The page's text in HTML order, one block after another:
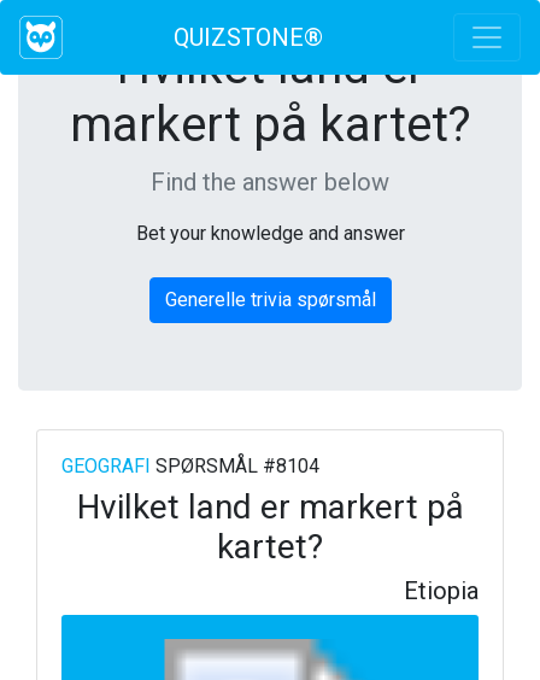
QUIZSTONE®
Hvilket land er
markert på kartet?
Find the answer below
Bet your knowledge and answer
Generelle trivia spørsmål
GEOGRAFI SPØRSMÅL #8104
Hvilket land er markert på
kartet?
Etiopia